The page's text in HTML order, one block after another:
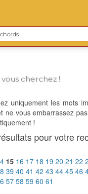
cherchez !
uniquement les mots
ne vous embarrassez
!
pour votre
15 16 17 18 19 20 21 22
39 40 41 42 43 44 45 46
57 58 59 60 61